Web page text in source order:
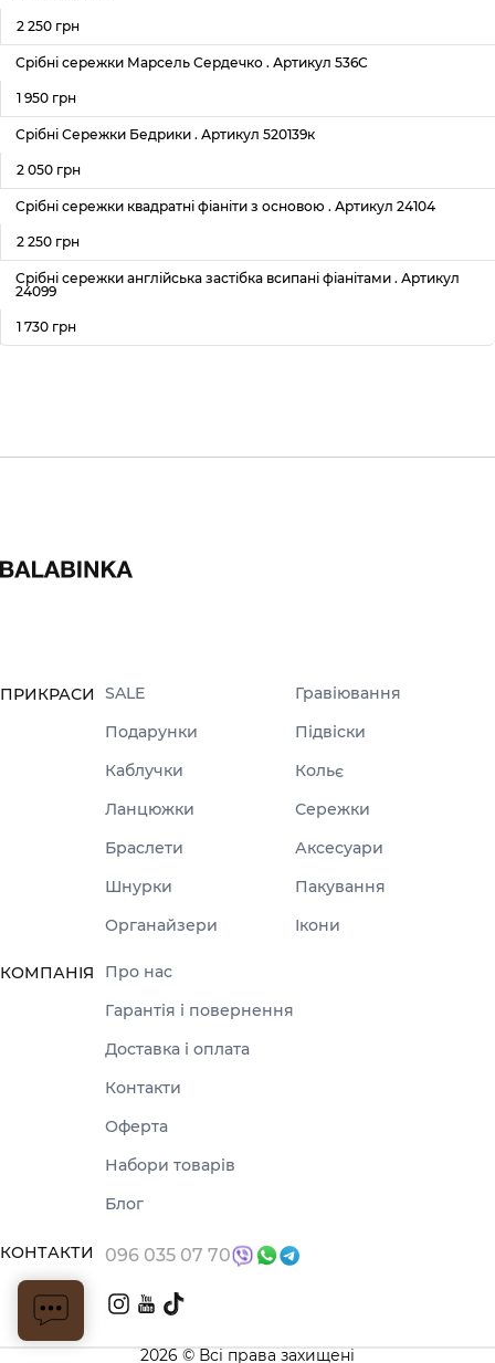
2 250 грн
Срібні сережки Марсель Сердечко . Артикул 536С
1 950 грн
Срібні Сережки Бедрики . Артикул 520139к
2 050 грн
Срібні сережки квадратні фіаніти з основою . Артикул 24104
2 250 грн
Срібні сережки англійська застібка всипані фіанітами . Артикул
24099
1 730 грн
ПРИКРАСИ SALE
Гравіювання
Подарунки
Підвіски
Каблучки
Кольє
Ланцюжки
Сережки
Браслети
Аксесуари
Шнурки
Пакування
Органайзери
Ікони
КОМПАНІЯ
Про нас
Гарантія і повернення
Доставка і оплата
Контакти
Оферта
Набори товарів
Блог
КОНТАКТИ 096 035 07 70
2026 © Всі права захищені